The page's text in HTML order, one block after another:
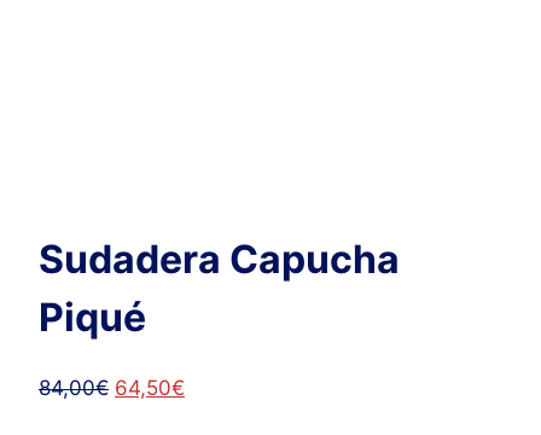
Sudadera Capucha
Piqué
84,00€ El
64,50€